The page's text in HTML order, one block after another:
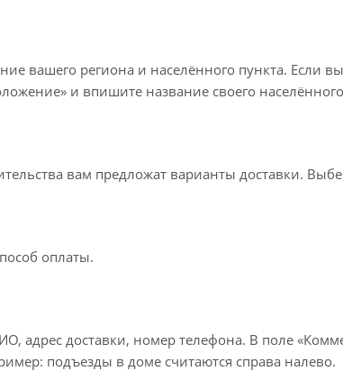
вашего региона и населённого пункта. Если
и впишите название своего
вам предложат варианты доставки.
оплаты.
адрес доставки, номер телефона. В поле
подъезды в доме считаются справа налево.